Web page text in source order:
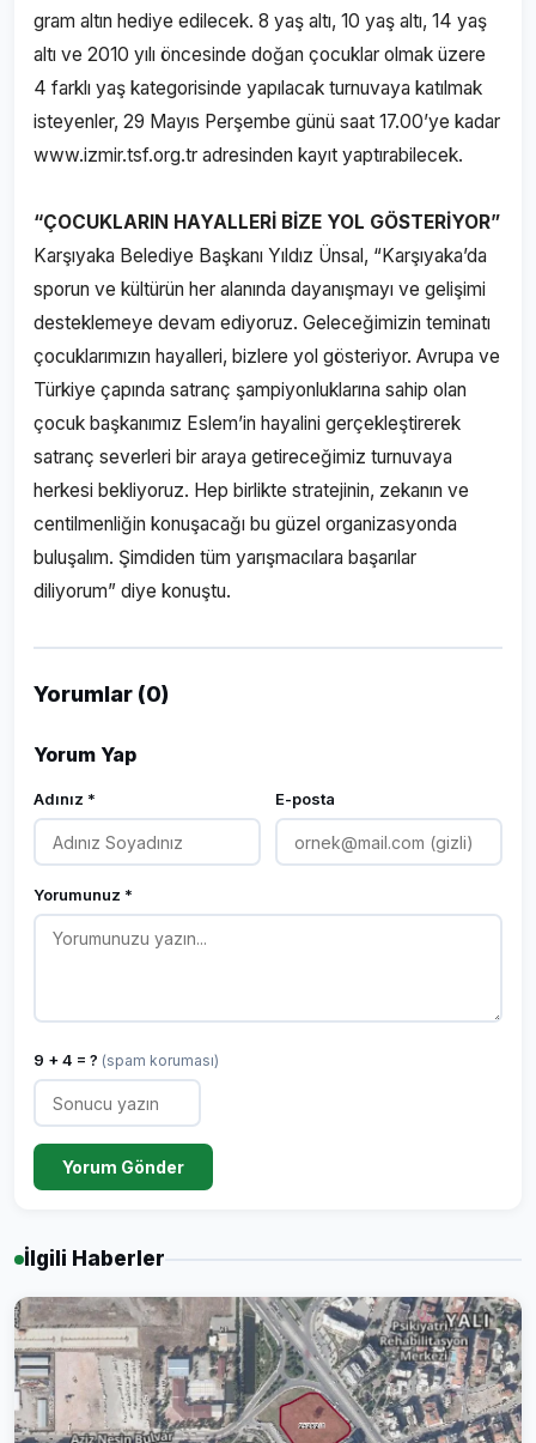
gram altın hediye edilecek. 8 yaş altı, 10 yaş altı, 14 yaş
altı ve 2010 yılı öncesinde doğan çocuklar olmak üzere
4 farklı yaş kategorisinde yapılacak turnuvaya katılmak
isteyenler, 29 Mayıs Perşembe günü saat 17.00’ye kadar
www.izmir.tsf.org.tr adresinden kayıt yaptırabilecek.
“ÇOCUKLARIN HAYALLERİ BİZE YOL GÖSTERİYOR”
Karşıyaka Belediye Başkanı Yıldız Ünsal, “Karşıyaka’da
sporun ve kültürün her alanında dayanışmayı ve gelişimi
desteklemeye devam ediyoruz. Geleceğimizin teminatı
çocuklarımızın hayalleri, bizlere yol gösteriyor. Avrupa ve
Türkiye çapında satranç şampiyonluklarına sahip olan
çocuk başkanımız Eslem’in hayalini gerçekleştirerek
satranç severleri bir araya getireceğimiz turnuvaya
herkesi bekliyoruz. Hep birlikte stratejinin, zekanın ve
centilmenliğin konuşacağı bu güzel organizasyonda
buluşalım. Şimdiden tüm yarışmacılara başarılar
diliyorum” diye konuştu.
Yorumlar (0)
Yorum Yap
Adınız * E-posta
Yorumunuz *
9 + 4 = ? (spam koruması)
Yorum Gönder
İlgili Haberler